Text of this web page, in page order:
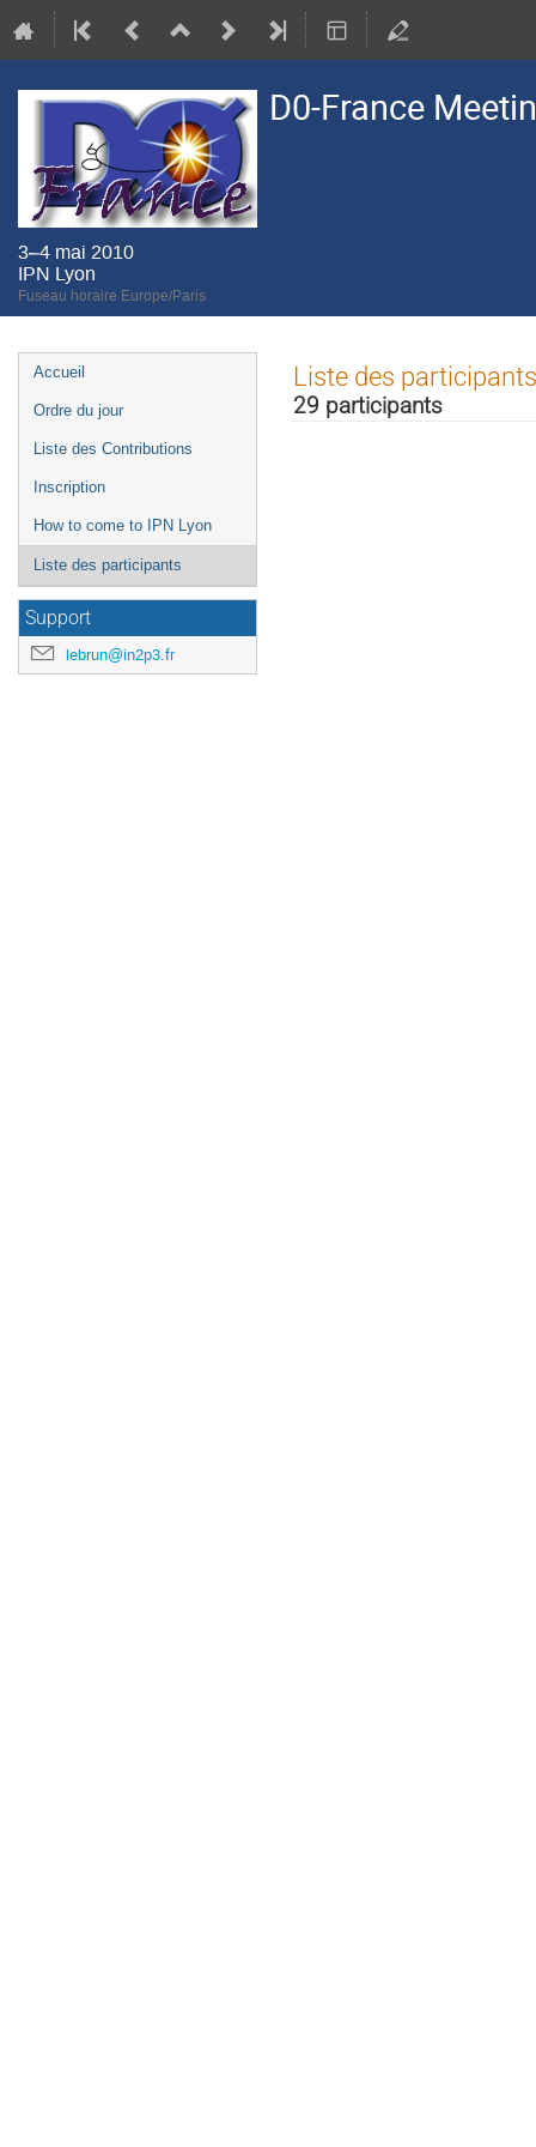
D0-France
3–4 mai 2010
IPN Lyon
Fuseau horaire Europe/Paris
Menu
de
Accueil
Ordre du jour
Liste des Contributions
Inscription
How to come to IPN Lyon
Liste des participants
Support
lebrun@in2p3.fr
Liste des participants
29 participants